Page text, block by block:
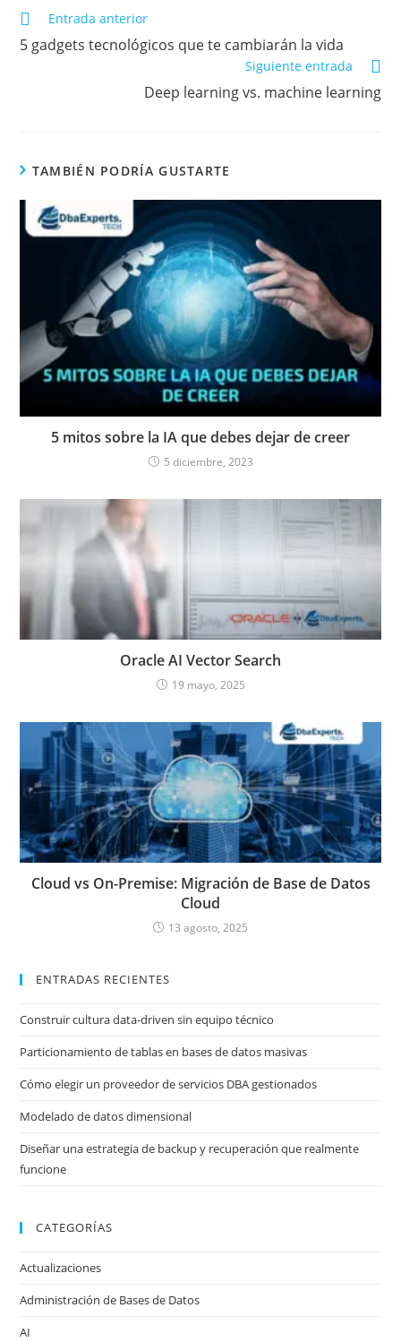
Entrada anterior
5 gadgets tecnológicos que te cambiarán la vida
Siguiente entrada
Deep learning vs. machine learning
TAMBIÉN PODRÍA GUSTARTE
5 mitos sobre la IA que debes dejar de creer
5 diciembre, 2023
Oracle AI Vector Search
19 mayo, 2025
Cloud vs On-Premise: Migración de Base de Datos
Cloud
13 agosto, 2025
ENTRADAS RECIENTES
Construir cultura data-driven sin equipo técnico
Particionamiento de tablas en bases de datos masivas
Cómo elegir un proveedor de servicios DBA gestionados
Modelado de datos dimensional
Diseñar una estrategia de backup y recuperación que realmente
funcione
CATEGORÍAS
Actualizaciones
Administración de Bases de Datos
AI